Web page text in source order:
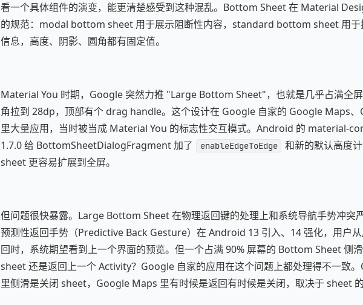
看一个具体组件的演变，能更清楚感受到这种混乱。Bottom Sheet 在 Material
的规范：modal bottom sheet 用于展示阻断性内容，standard bottom sheet 用于
信息，高度、阴影、圆角都有固定值。
Material You 时期，Google 突然力推 "Large Bottom Sheet"，也就是几乎占满全
角拉到 28dp，顶部有个 drag handle。这个设计在 Google 自家的 Google Maps
里大量应用，当时被当成 Material You 的标志性交互模式。Android 的 material-
1.7.0 给 BottomSheetDialogFragment 加了
enableEdgeToEdge
和新的默认高度
sheet 更容易扩展到全屏。
但问题很快暴露。Large Bottom Sheet 在物理返回键的处理上和系统导航手势冲突
预测性返回手势（Predictive Back Gesture）在 Android 13 引入、14 强化，用户
回时，系统期望看到上一个界面的预览。但一个占满 90% 屏幕的 Bottom Sheet 侧
sheet 还是返回上一个 Activity？Google 自家的应用在这个问题上都处理得不一致
里侧滑是关闭 sheet，Google Maps 里有时候是返回有时候是关闭，取决于 sheet 的